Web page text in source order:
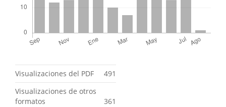
Visualizaciones del PDF
491
Visualizaciones de otros
formatos
361